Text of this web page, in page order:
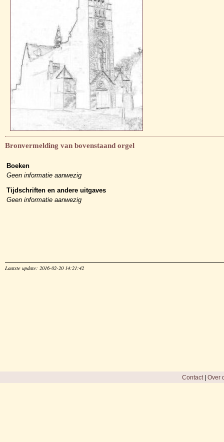
Bronvermelding van bovenstaand orgel
Boeken
Geen informatie aanwezig
Tijdschriften en andere uitgaves
Geen informatie aanwezig
Laatste update: 2016-02-20 14:21:42
Contact| Over